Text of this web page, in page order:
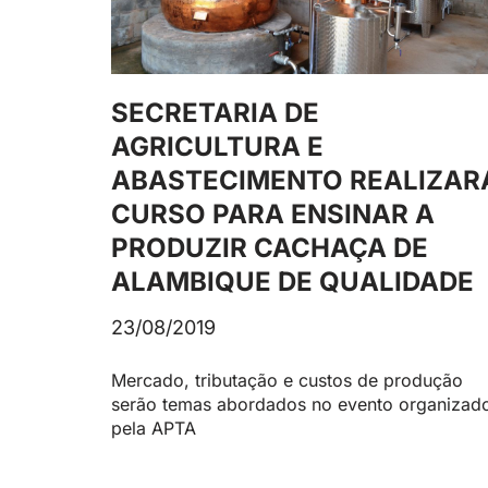
SECRETARIA DE
AGRICULTURA E
ABASTECIMENTO
CURSO PARA ENSINAR A
PRODUZIR CACHAÇA DE
ALAMBIQUE DE QUALIDADE
23/08/2019
Mercado, tributação e custos de produção
serão temas abordados no evento
pela APTA